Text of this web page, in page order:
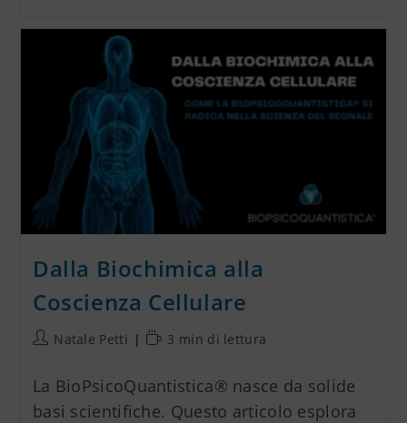
Dalla Biochimica alla
Coscienza Cellulare
Natale Petti 3 min di lettura
La BioPsicoQuantistica® nasce da solide
basi scientifiche. Questo articolo esplora